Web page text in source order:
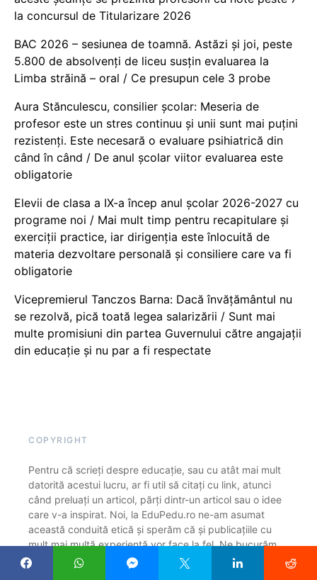
la concursul de Titularizare 2026
BAC 2026 – sesiunea de toamnă. Astăzi și joi, peste
5.800 de absolvenți de liceu susțin evaluarea la
Limba străină – oral / Ce presupun cele 3 probe
Aura Stănculescu, consilier școlar: Meseria de
profesor este un stres continuu și unii sunt mai puțini
rezistenți. Este necesară o evaluare psihiatrică din
când în când / De anul școlar viitor evaluarea este
obligatorie
Elevii de clasa a IX-a încep anul școlar 2026-2027 cu
programe noi / Mai mult timp pentru recapitulare și
exerciții practice, iar dirigenția este înlocuită de
materia dezvoltare personală și consiliere care va fi
obligatorie
Vicepremierul Tanczos Barna: Dacă învățământul nu
se rezolvă, pică toată legea salarizării / Sunt mai
multe promisiuni din partea Guvernului către angajații
din educație și nu par a fi respectate
COPYRIGHT
Pentru că scrieți despre educație, sau cu atât mai mult
datorită acestui lucru, ar fi util să citați cu link, atunci
când preluați un articol, părți dintr-un articol sau o idee
care v-a inspirat. Noi, la EduPedu.ro ne-am asumat
această conduită etică și sperăm că și publicațiile cu
mult mai multă experiență vor face la fel. Ne bucurăm
că găsiți subiecte interesante pe Edupedu.ro și suntem